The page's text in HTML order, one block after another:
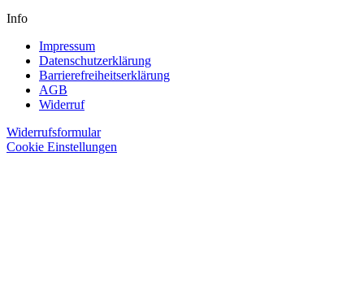
Info
Impressum
Datenschutzerklärung
Barrierefreiheitserklärung
AGB
Widerruf
Widerrufsformular
Cookie Einstellungen